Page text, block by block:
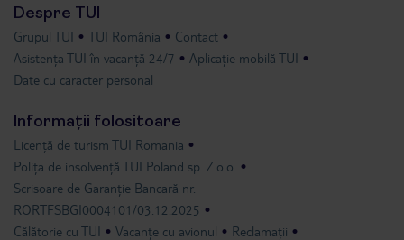
Despre TUI
Grupul TUI TUI România
Contact
Asistența TUI în vacanță 24/7
Aplicație mobilă TUI
Date cu caracter personal
Informații folositoare
Licență de turism TUI Romania
Polița de insolvență TUI Poland sp. Z.o.o.
Scrisoare de Garanție Bancară nr.
RORTFSBGI0004101/03.12.2025
Călătorie cu TUI
Vacanțe cu avionul
Reclamații